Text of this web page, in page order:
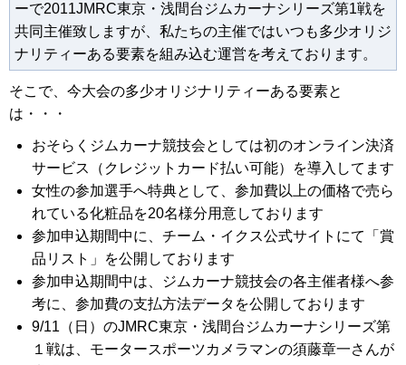
ーで2011JMRC東京・浅間台ジムカーナシリーズ第1戦を
共同主催致しますが、私たちの主催ではいつも多少オリジ
ナリティーある要素を組み込む運営を考えております。
そこで、今大会の多少オリジナリティーある要素と
は・・・
おそらくジムカーナ競技会としては初のオンライン決済
サービス（クレジットカード払い可能）を導入してます
女性の参加選手へ特典として、参加費以上の価格で売ら
れている化粧品を20名様分用意しております
参加申込期間中に、チーム・イクス公式サイトにて「賞
品リスト」を公開しております
参加申込期間中は、ジムカーナ競技会の各主催者様へ参
考に、参加費の支払方法データを公開しております
9/11（日）のJMRC東京・浅間台ジムカーナシリーズ第
１戦は、モータースポーツカメラマンの須藤章一さんが